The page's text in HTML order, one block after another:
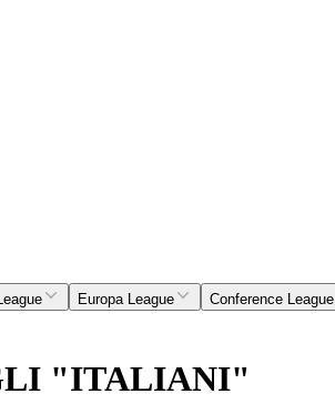
Europa League Conference League
"ITALIANI"